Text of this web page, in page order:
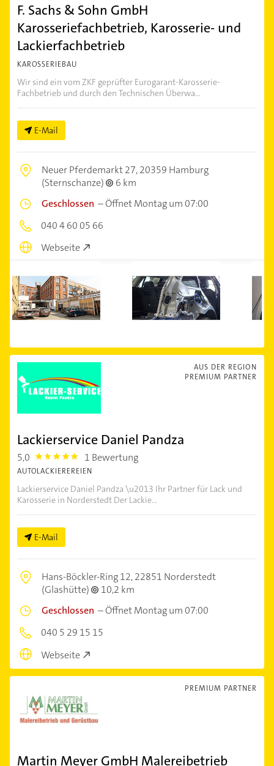
F. Sachs & Sohn GmbH
Karosseriefachbetrieb, Karosserie- und
Lackierfachbetrieb
KAROSSERIEBAU
Wir sind ein vom ZKF geprüfter Eurogarant-Karosserie-
Fachbetrieb und durch den Technischen Überwa...
E-Mail
Neuer Pferdemarkt 27,20359 Hamburg
(Sternschanze)
6 km
Geschlossen –Öffnet Montag um 07:00
040 4 60 05 66
Webseite
AUS DER REGION
PREMIUM PARTNER
Lackierservice Daniel Pandza
5,0 5.0 1 Bewertung
AUTOLACKIEREREIEN
Lackierservice Daniel Pandza \u2013 Ihr Partner für Lack und
Karosserie in Norderstedt Der Lackie...
E-Mail
Hans-Böckler-Ring 12,22851 Norderstedt
(Glashütte)
10,2 km
Geschlossen –Öffnet Montag um 07:00
040 5 29 15 15
Webseite
PREMIUM PARTNER
Martin Meyer GmbH Malereibetrieb